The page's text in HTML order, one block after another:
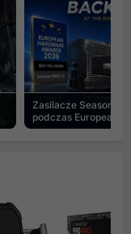
Zasilacze Seasonic
podczas European